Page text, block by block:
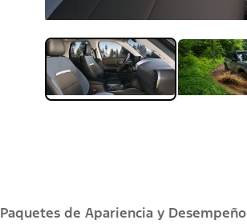
Paquetes de Apariencia y Desempeño